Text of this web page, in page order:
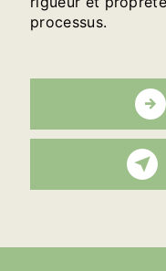
processus.